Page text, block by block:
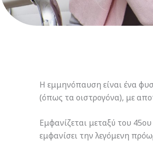
H εμμηνόπαυση είναι ένα
(όπως τα οιστρογόνα), με
Εμφανίζεται μεταξύ του
εμφανίσει την λεγόμενη